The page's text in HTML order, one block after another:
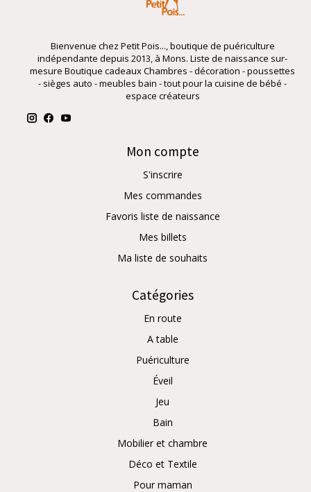
Bienvenue chez Petit Pois..., boutique de puériculture
indépendante depuis 2013, à Mons. Liste de naissance sur-
mesure Boutique cadeaux Chambres - décoration - poussettes
- sièges auto - meubles bain - tout pour la cuisine de bébé -
espace créateurs
Mon compte
S'inscrire
Mes commandes
Favoris liste de naissance
Mes billets
Ma liste de souhaits
Catégories
En route
A table
Puériculture
Éveil
Jeu
Bain
Mobilier et chambre
Déco et Textile
Pour maman